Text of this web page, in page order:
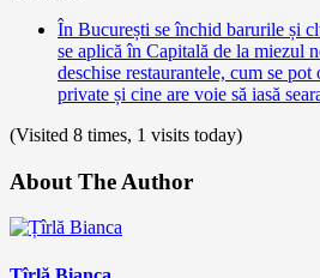
În București se închid barurile și
se aplică în Capitală de la miezul
deschise restaurantele, cum se
private și cine are voie să iasă
(Visited 8 times, 1 visits today)
About The Author